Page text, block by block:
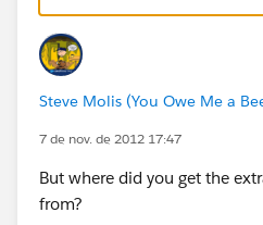
Steve Molis (You Owe Me a
7 de nov. de 2012 17:47
But where did you get the
from?